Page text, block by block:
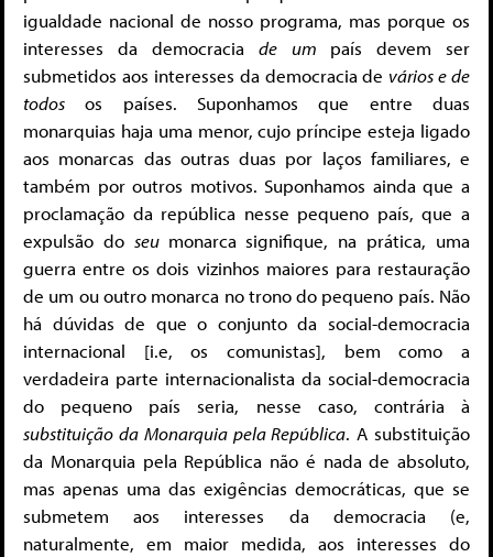
igualdade nacional de nosso programa, mas porque os
interesses da democraciade um país devem ser
submetidos aos interesses da democracia de vários e de
todos os países. Suponhamos que entre duas
monarquias haja uma menor, cujo príncipe esteja ligado
aos monarcas das outras duas por laços familiares, e
também por outros motivos. Suponhamos ainda que a
proclamação da república nesse pequeno país, que a
expulsão do seu monarca signifique, na prática, uma
guerra entre os dois vizinhos maiores para restauração
de um ou outro monarca no trono do pequeno país. Não
há dúvidas de que o conjunto da social-democracia
internacional [i.e, os comunistas], bem como a
verdadeira parte internacionalista da social-democracia
do pequeno país seria, nesse caso, contrária à
substituição da Monarquia pela República. A substituição
da Monarquia pela República não é nada de absoluto,
mas apenas uma das exigências democráticas, que se
submetem aos interesses da democracia (e,
naturalmente, em maior medida, aos interesses do